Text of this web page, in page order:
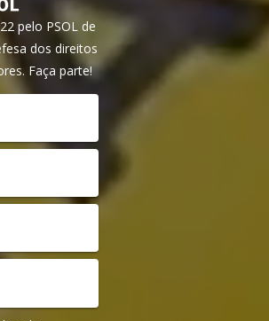
pelo PSOL de
dos direitos
Faça parte!